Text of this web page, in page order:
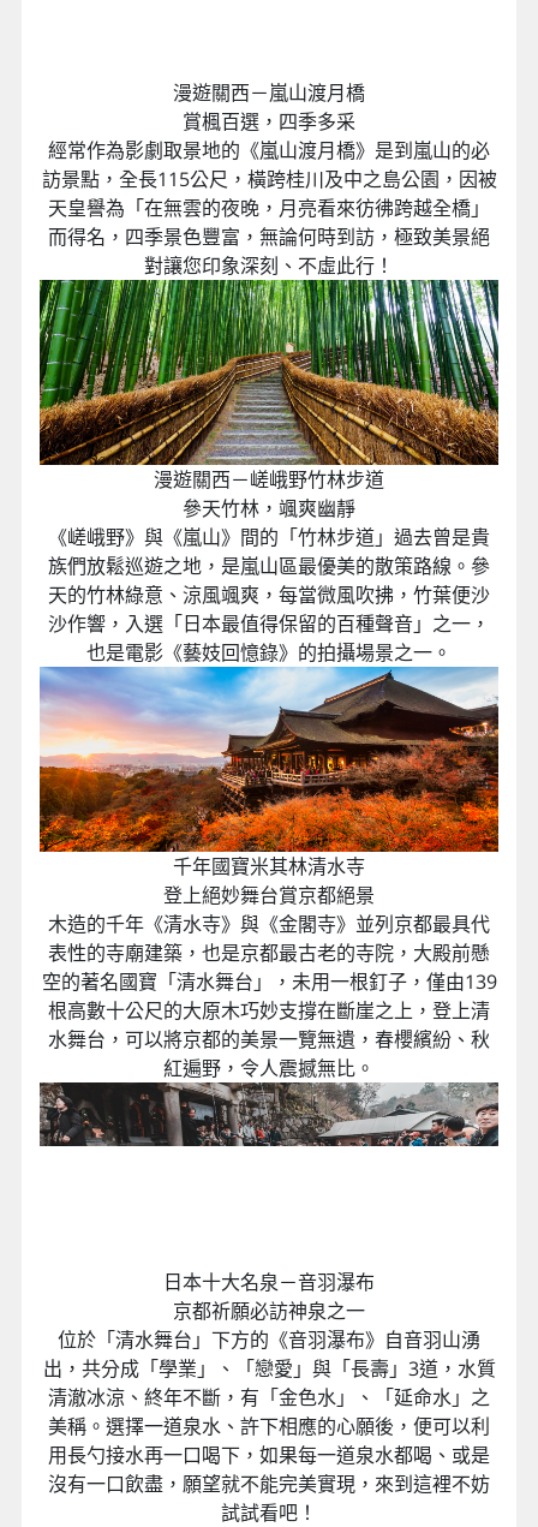
漫遊關西－嵐山渡月橋
賞楓百選，四季多采
經常作為影劇取景地的《嵐山渡月橋》是到嵐山的必
訪景點，全長115公尺，橫跨桂川及中之島公園，因被
天皇譽為「在無雲的夜晚，月亮看來彷彿跨越全橋」
而得名，四季景色豐富，無論何時到訪，極致美景絕
對讓您印象深刻、不虛此行！
漫遊關西－嵯峨野竹林步道
參天竹林，颯爽幽靜
《嵯峨野》與《嵐山》間的「竹林步道」過去曾是貴
族們放鬆巡遊之地，是嵐山區最優美的散策路線。參
天的竹林綠意、涼風颯爽，每當微風吹拂，竹葉便沙
沙作響，入選「日本最值得保留的百種聲音」之一，
也是電影《藝妓回憶錄》的拍攝場景之一。
千年國寶米其林清水寺
登上絕妙舞台賞京都絕景
木造的千年《清水寺》與《金閣寺》並列京都最具代
表性的寺廟建築，也是京都最古老的寺院，大殿前懸
空的著名國寶「清水舞台」，未用一根釘子，僅由139
根高數十公尺的大原木巧妙支撐在斷崖之上，登上清
水舞台，可以將京都的美景一覽無遺，春櫻繽紛、秋
紅遍野，令人震撼無比。
日本十大名泉－音羽瀑布
京都祈願必訪神泉之一
位於「清水舞台」下方的《音羽瀑布》自音羽山湧
出，共分成「學業」、「戀愛」與「長壽」3道，水質
清澈冰涼、終年不斷，有「金色水」、「延命水」之
美稱。選擇一道泉水、許下相應的心願後，便可以利
用長勺接水再一口喝下，如果每一道泉水都喝、或是
沒有一口飲盡，願望就不能完美實現，來到這裡不妨
試試看吧！